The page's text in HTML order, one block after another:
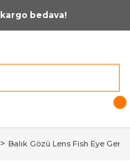
kargo bedava!
Balık Gözü Lens Fish Eye